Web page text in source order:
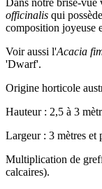
Dans notre brise-vue
officinalis qui
composition joyeuse
Voir aussi l'Acacia
'Dwarf'.
Origine horticole
Hauteur : 2,5 à 3
Largeur : 3 mètres et
Multiplication de
calcaires).